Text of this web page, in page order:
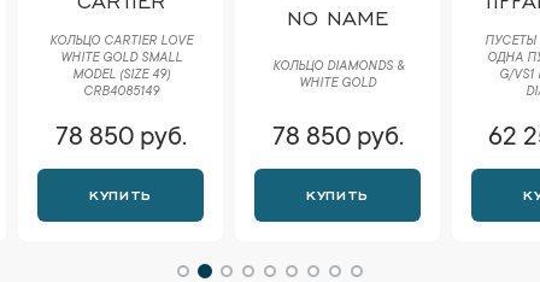
КОЛЬЦО CARTIER LOVE
WHITE GOLD SMALL
MODEL (SIZE 49)
CRB4085149
78 850 руб.
КУПИТЬ
NO NAME
КОЛЬЦО DIAMONDS &
WHITE GOLD
78 850 руб.
КУПИТЬ
ПУСЕТЫ
ОДНА
G/VS1
62